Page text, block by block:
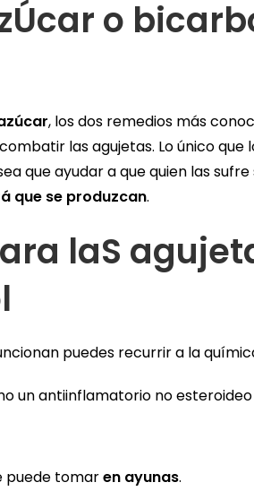
o
, los dos remedios más
las agujetas. Lo único que
que ayudar a que quien las
que se produzcan.
laS
puedes recurrir a la
un antiinflamatorio no
puede tomaren ayunas.